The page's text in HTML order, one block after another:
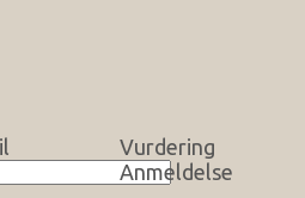
Vurdering
Anmeldelse